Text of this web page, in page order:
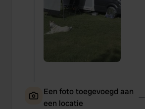
Een foto toegevoegd aan
een locatie
—